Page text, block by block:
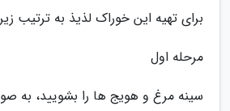
برای تهیه این خوراک لذیذ به ترتیب
مرحله اول
سینه مرغ و هویج ها را بشویید، به